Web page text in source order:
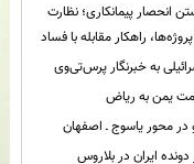
انحصار پیمانکاری؛ نظارت
راهکار مقابله با فساد
به خبرنگار پرس‌تی‌وی
یمن به ریاض
ایران در بلاروس